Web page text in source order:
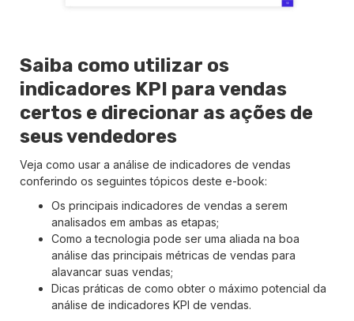
Saiba como utilizar os
indicadores KPI para vendas
certos e direcionar as ações de
seus vendedores
Veja como usar a análise de indicadores de vendas
conferindo os seguintes tópicos deste e-book:
Os principais indicadores de vendas a serem
analisados em ambas as etapas;
Como a tecnologia pode ser uma aliada na boa
análise das principais métricas de vendas para
alavancar suas vendas;
Dicas práticas de como obter o máximo potencial da
análise de indicadores KPI de vendas.